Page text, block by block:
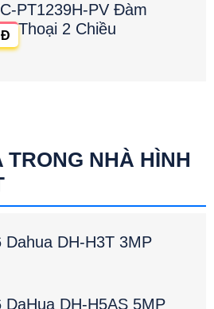
PT1239H-PV Đàm
Thoại 2 Chiều
NHÀ HÌNH
Dahua DH-H3T 3MP
DaHua DH-H5AS 5MP